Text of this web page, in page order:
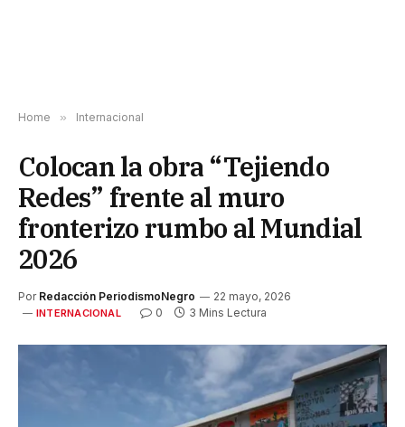
Home » Internacional
Colocan la obra “Tejiendo
Redes” frente al muro
fronterizo rumbo al Mundial
2026
Por Redacción PeriodismoNegro 22 mayo, 2026
INTERNACIONAL 0 3 Mins Lectura